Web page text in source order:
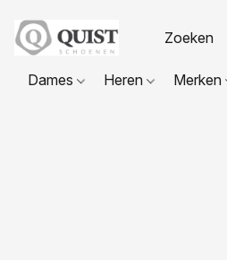
Dames Heren Merken